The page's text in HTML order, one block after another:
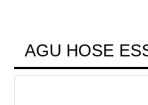
AGU HOSE